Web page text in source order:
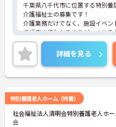
千葉県八千代市に位置する特別養
介護福祉士の募集です！
介護業務だけでなく、施設イベン
で幅広く携われるやりがいのあ
時間や日数相談可能で自身のライ
せて無理なく働けます♪
ご興味のある方には、面接対策ポ
に詳細をご案内しますのでお気軽
い！
詳細を見る
特別養護老人ホーム（特養）
社会福祉法人清明会特別養護老人ホ
会